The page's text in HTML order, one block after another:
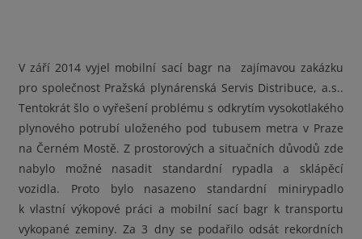
V září 2014 vyjel mobilní sací bagr na zajímavou zakázku
pro společnost Pražská plynárenská Servis Distribuce, a.s..
Tentokrát šlo o vyřešení problému s odkrytím vysokotlakého
plynového potrubí uloženého pod tubusem metra v Praze
na Černém Mostě. Z prostorových a situačních důvodů zde
nabylo možné nasadit standardní rypadla a sklápěcí
vozidla. Proto bylo nasazeno standardní minirypadlo
k vlastní výkopové práci a mobilní sací bagr k transportu
vykopané zeminy. Za 3 dny se podařilo odsát rekordních